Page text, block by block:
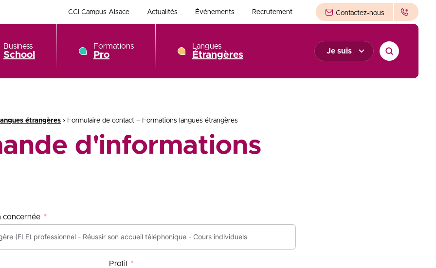
CCI Campus Alsace Actualités Événements Recrutement Contactez-nous
Business
School
Formations
Pro
Langues
Étrangères Je suis
étrangères › Formulaire de contact – Formations langues étrangères
d'informations
concernée
Profil